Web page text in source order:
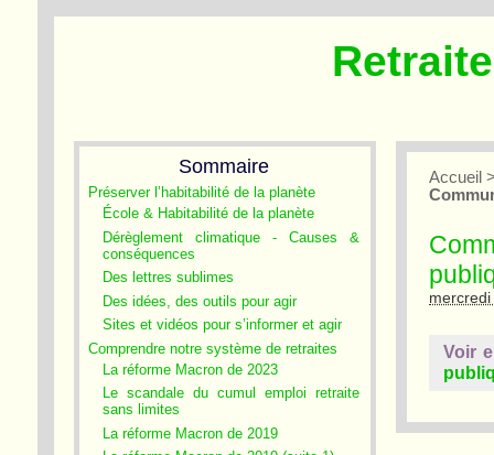
Sommaire
Préserver l’habitabilité de la planète
École & Habitabilité de la planète
Dérèglement climatique - Causes &
conséquences
Des lettres sublimes
Des idées, des outils pour agir
Sites et vidéos pour s’informer et agir
Comprendre notre système de retraites
La réforme Macron de 2023
Le scandale du cumul emploi retraite
sans limites
La réforme Macron de 2019
Accueil
Voir